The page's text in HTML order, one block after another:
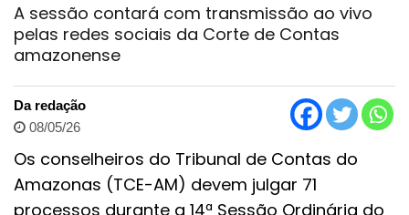
A sessão contará com transmissão ao vivo
pelas redes sociais da Corte de Contas
amazonense
Da redação
08/05/26
Os conselheiros do Tribunal de Contas do
Amazonas (TCE-AM) devem julgar 71
processos durante a 14ª Sessão Ordinária do